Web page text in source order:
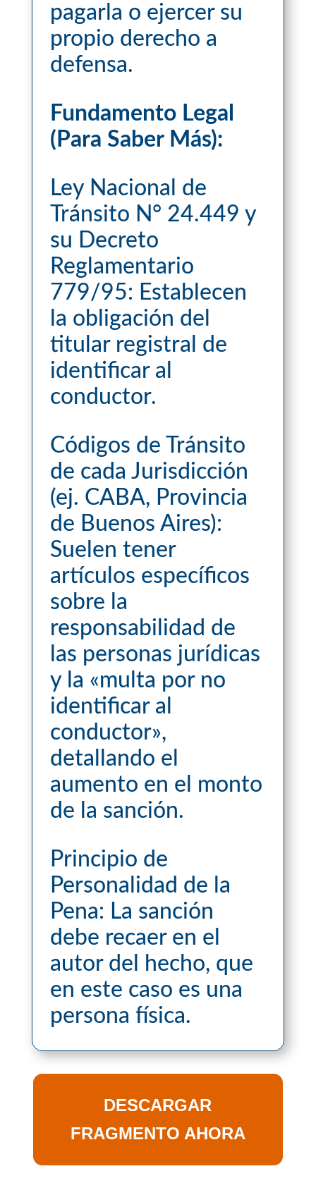
pagarla o ejercer su
propio derecho a
defensa.
Fundamento Legal
(Para Saber Más):
Ley Nacional de
Tránsito N° 24.449 y
su Decreto
Reglamentario
779/95: Establecen
la obligación del
titular registral de
identificar al
conductor.
Códigos de Tránsito
de cada Jurisdicción
(ej. CABA, Provincia
de Buenos Aires):
Suelen tener
artículos específicos
sobre la
responsabilidad de
las personas jurídicas
y la «multa por no
identificar al
conductor»,
detallando el
aumento en el monto
de la sanción.
Principio de
Personalidad de la
Pena: La sanción
debe recaer en el
autor del hecho, que
en este caso es una
persona física.
DESCARGAR
FRAGMENTO AHORA